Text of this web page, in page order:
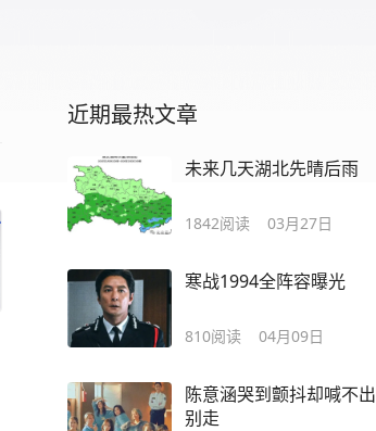
近期最热文章
未来几天湖北先晴后雨
1842阅读 03月27日
寒战1994全阵容曝光
810阅读 04月09日
陈意涵哭到颤抖却喊不出
别走